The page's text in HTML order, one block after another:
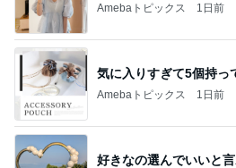
Amebaトピックス 1日前
気に入りすぎて5個持っ
Amebaトピックス 1日前
好きなの選んでいいと